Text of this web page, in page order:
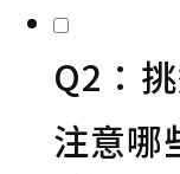
Q2：
注意哪